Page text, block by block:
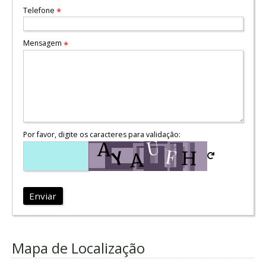
Telefone *
Mensagem *
Por favor, digite os caracteres para validação:
Enviar
Mapa de Localização